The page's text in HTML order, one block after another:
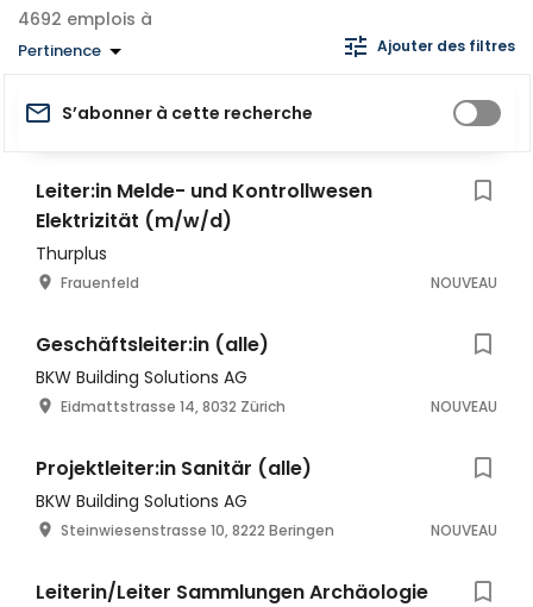
emplois à
Pertinence Ajouter des filtres
S’abonner à cette recherche
Leiter:in Melde- und Kontrollwesen
Elektrizität (m/w/d)
Thurplus
Frauenfeld NOUVEAU
Geschäftsleiter:in (alle)
BKW Building Solutions AG
Eidmattstrasse 14, 8032 Zürich NOUVEAU
Projektleiter:in Sanitär (alle)
BKW Building Solutions AG
Steinwiesenstrasse 10, 8222 Beringen NOUVEAU
Leiterin/Leiter Sammlungen Archäologie